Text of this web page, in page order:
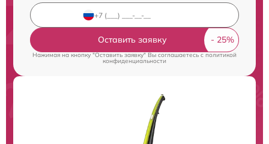
Оставить заявку
Нажимая на кнопку "Оставить заявку" Вы соглашаетесь cполитикой
конфиденциальности